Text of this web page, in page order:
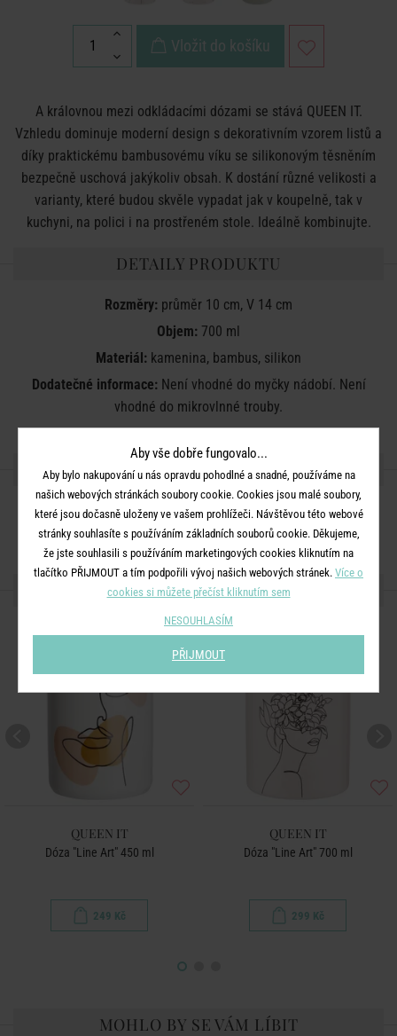
Vložit do košíku
A královnou mezi odkládacími dózami se stává QUEEN IT.
Vzhledu dominuje moderní design s dekorativním vzorem listů a
díky praktickému bambusovému víku se silikonovým těsněním
bezpečně uschová jakýkoliv obsah. K dostání různé velikosti a
varianty, které budou skvěle vypadat jak v koupelně, tak v
kuchyni, na polici i na prostřeném stole. Ideálně kombinujte.
DETAILY PRODUKTU
Rozměry: průměr 10 cm, V 14 cm
Objem: 700 ml
Materiál: kamenina, bambus, silikon
Dodatečné informace:Není vhodné do myčky nádobí. Není
vhodné do mikrovlnné trouby.
SDÍLEJTE S PŘÁTELI
DALŠÍ PRODUKTY ZE SÉRIE
QUEEN IT
Dóza "Line Art" 450 ml
249 Kč
QUEEN IT
Dóza "Line Art" 700 ml
299 Kč
MOHLO BY SE VÁM LÍBIT
Aby vše dobře fungovalo...
Aby bylo nakupování u nás opravdu pohodlné a snadné, používáme na
našich webových stránkách soubory cookie. Cookies jsou malé soubory,
které jsou dočasně uloženy ve vašem prohlížeči. Návštěvou této webové
stránky souhlasíte s používáním základních souborů cookie. Děkujeme,
že jste souhlasili s používáním marketingových cookies kliknutím na
tlačítko PŘIJMOUT a tím podpořili vývoj našich webových stránek. Více o
cookies si můžete přečíst kliknutím sem
NESOUHLASÍM
PŘIJMOUT